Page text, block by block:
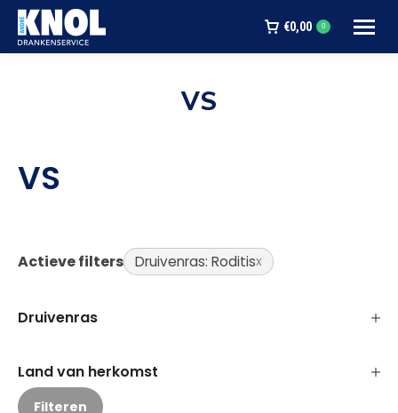
€0,00 0
VS
VS
Actieve filters Druivenras: Roditis
Druivenras
Land van herkomst
Filteren